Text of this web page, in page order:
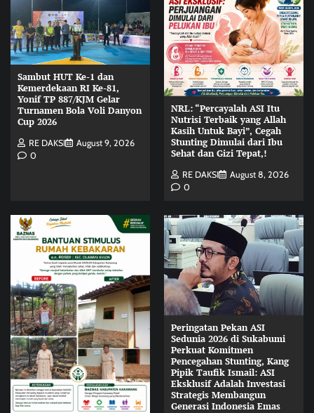
Sambut HUT Ke-1 dan
Kemerdekaan RI Ke-81,
Yonif TP 887/KJM Gelar
Turnamen Bola Voli Danyon
Cup 2026
RE DAKSI
August 9, 2026
0
NRL: “Percayalah ASI Itu
Nutrisi Terbaik yang Allah
Kasih Untuk Bayi”, Cegah
Stunting Dimulai dari Ibu
Sehat dan Gizi Tepat,!
RE DAKSI
August 8, 2026
0
Peringatan Pekan ASI
Sedunia 2026 di Sukabumi
Perkuat Komitmen
Pencegahan Stunting, Kang
Pipik Taufik Ismail: ASI
Eksklusif Adalah Investasi
Strategis Membangun
Generasi Indonesia Emas